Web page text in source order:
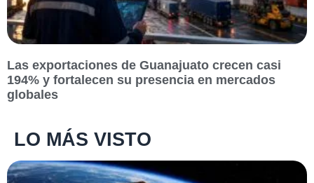
Las exportaciones de Guanajuato crecen casi
194% y fortalecen su presencia en mercados
globales
LO MÁS VISTO